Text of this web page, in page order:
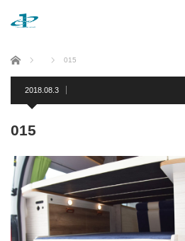
ホーム 015
2018.08.3
015